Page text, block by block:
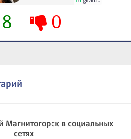
8 0
Магнитогорск в социальных
сетях